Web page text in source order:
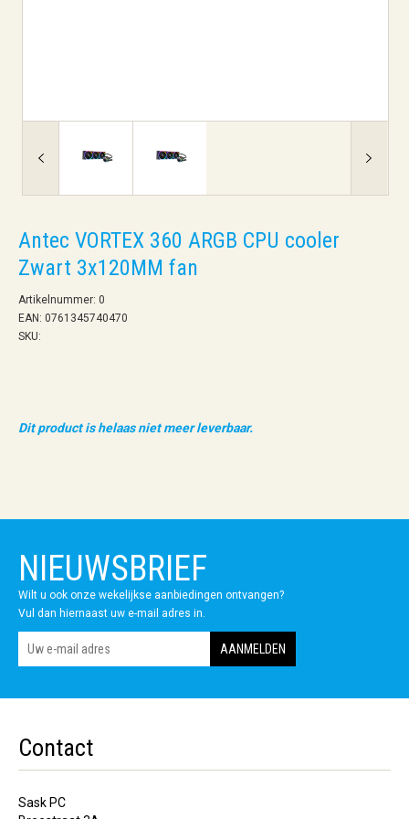
Antec VORTEX 360 ARGB CPU cooler
Zwart 3x120MM fan
Artikelnummer: 0
EAN: 0761345740470
SKU:
Dit product is helaas niet meer leverbaar.
NIEUWSBRIEF
Wilt u ook onze wekelijkse aanbiedingen ontvangen?
Vul dan hiernaast uw e-mail adres in.
Contact
Sask PC